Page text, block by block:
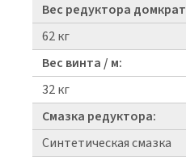
Вес редуктора
62 кг
Вес винта / м:
32 кг
Смазка редуктора:
Синтетическая смазка